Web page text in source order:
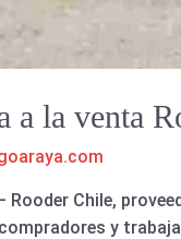
a la venta
Chile,
y